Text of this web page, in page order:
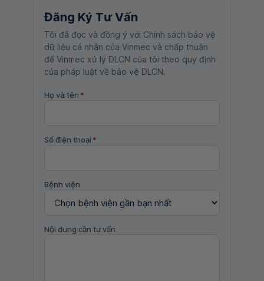
Đăng Ký Tư Vấn
Tôi đã đọc và đồng ý với Chính sách bảo vệ
dữ liệu cá nhân của Vinmec và chấp thuận
để Vinmec xử lý DLCN của tôi theo quy định
của pháp luật về bảo vệ DLCN.
Họ và tên *
Số điện thoại *
Bệnh viện
Nội dung cần tư vấn